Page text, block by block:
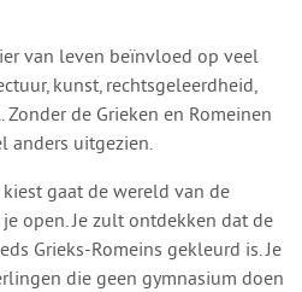
van leven beïnvloed op veel
kunst, rechtsgeleerdheid,
de Grieken en Romeinen
anders uitgezien.
gaat de wereld van de
open. Je zult ontdekken dat de
Grieks-Romeins gekleurd is. Je
die geen gymnasium doen